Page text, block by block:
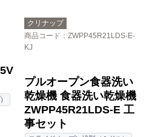
パナソニック
商品コード ：NP-45VS9S-KJ